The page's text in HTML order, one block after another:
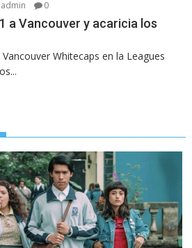
admin 0
a Vancouver y acaricia los
Whitecaps en la Leagues